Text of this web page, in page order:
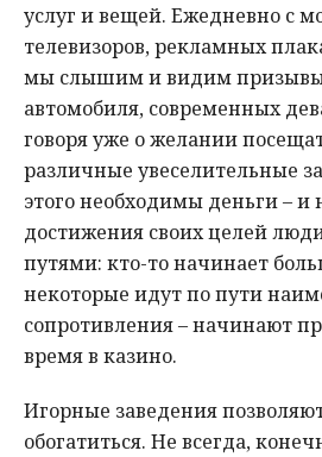
услуг и вещей. Ежедневно с
телевизоров, рекламных
мы слышим и видим призывы
автомобиля, современных
говоря уже о желании
различные увеселительные
этого необходимы деньги –
достижения своих целей
путями: кто-то начинает
некоторые идут по пути
сопротивления – начинают
время в казино.
Игорные заведения
обогатиться. Не всегда,